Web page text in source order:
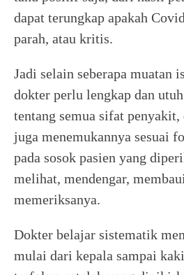
dapat terungkap apakah
parah, atau kritis.
Jadi selain seberapa muatan
dokter perlu lengkap dan
tentang semua sifat penyakit,
juga menemukannya sesuai
pada sosok pasien yang
melihat, mendengar,
memeriksanya.
Dokter belajar sistematik
mulai dari kepala sampai